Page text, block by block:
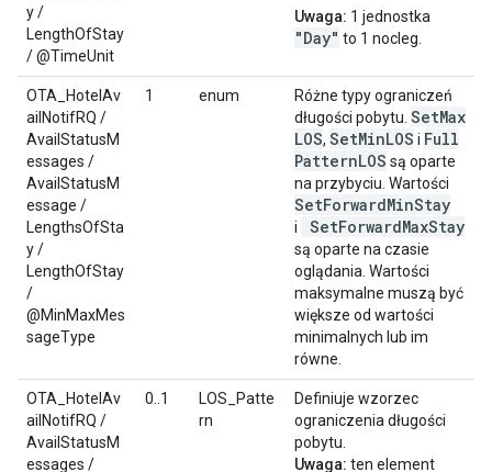
y /
LengthOfStay
/ @TimeUnit
Uwaga: 1 jednostka
"Day" to 1 nocleg.
OTA_HotelAv
ailNotifRQ /
AvailStatusM
essages /
AvailStatusM
essage /
LengthsOfSta
y /
LengthOfStay
/
@MinMaxMes
sageType
1 enum
Różne typy ograniczeń
długości pobytu. SetMax
LOS, SetMinLOS i Full
PatternLOS są oparte
na przybyciu. Wartości
SetForwardMinStay
i SetForwardMaxStay
są oparte na czasie
oglądania. Wartości
maksymalne muszą być
większe od wartości
minimalnych lub im
równe.
OTA_HotelAv
ailNotifRQ /
AvailStatusM
essages /
0..1
LOS_Patte
rn
Definiuje wzorzec
ograniczenia długości
pobytu.
Uwaga: ten element